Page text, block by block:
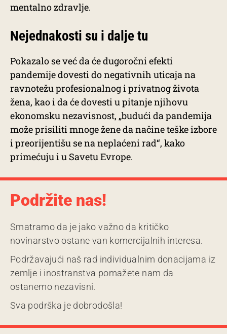
mentalno zdravlje.
Nejednakosti su i dalje tu
Pokazalo se već da će dugoročni efekti
pandemije dovesti do negativnih uticaja na
ravnotežu profesionalnog i privatnog života
žena, kao i da će dovesti u pitanje njihovu
ekonomsku nezavisnost, „budući da pandemija
može prisiliti mnoge žene da načine teške izbore
i preorijentišu se na neplaćeni rad“, kako
primećuju i u Savetu Evrope.
Podržite nas!
Smatramo da je jako važno da kritičko
novinarstvo ostane van komercijalnih interesa.
Podržavajući naš rad individualnim donacijama iz
zemlje i inostranstva pomažete nam da
ostanemo nezavisni.
Sva podrška je dobrodošla!